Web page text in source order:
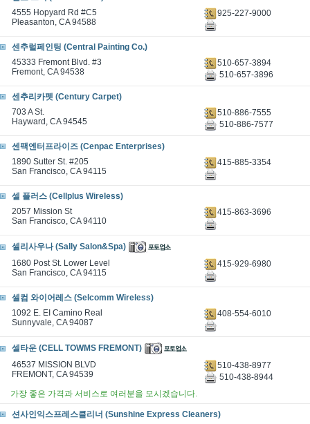
4555 Hopyard Rd #C5
Pleasanton, CA 94588
925-227-9000
센추럴페인팅 (Central Painting Co.)
45333 Fremont Blvd. #3
Fremont, CA 94538
510-657-3894
510-657-3896
센추리카펫 (Century Carpet)
703 A St.
Hayward, CA 94545
510-886-7555
510-886-7577
센팩엔터프라이즈 (Cenpac Enterprises)
1890 Sutter St. #205
San Francisco, CA 94115
415-885-3354
셀 플러스 (Cellplus Wireless)
2057 Mission St
San Francisco, CA 94110
415-863-3696
셀리사우나 (Sally Salon&Spa)
1680 Post St. Lower Level
San Francisco, CA 94115
415-929-6980
셀컴 와이어레스 (Selcomm Wireless)
1092 E. EI Camino Real
Sunnyvale, CA 94087
408-554-6010
셀타운 (CELL TOWMS FREMONT)
46537 MISSION BLVD
FREMONT, CA 94539
510-438-8977
510-438-8944
가장 좋은 가격과 서비스로 여러분을 모시겠습니다.
션사인익스프레스클리너 (Sunshine Express Cleaners)